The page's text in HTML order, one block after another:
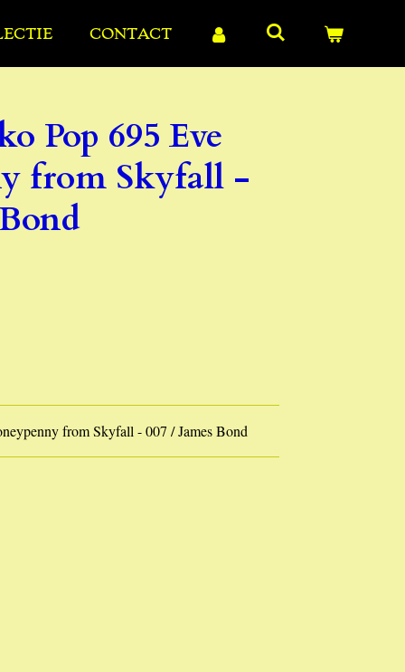
CONTACT
Pop 695 Eve
from Skyfall -
from Skyfall - 007 / James Bond